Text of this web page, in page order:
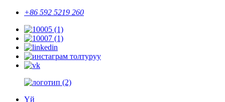
+86 592 5219 260
Үй